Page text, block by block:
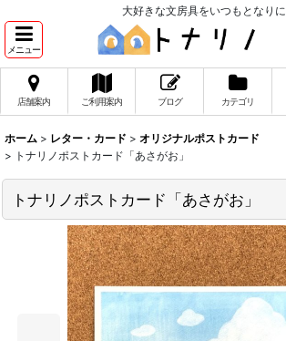
大好きな文房具をいつもとなりに
メニュー
店舗案内 ご利用案内 ブログ カテゴリ
ホーム > レター・カード > オリジナルポストカード
> トナリノポストカード「あさがお」
トナリノポストカード「あさがお」